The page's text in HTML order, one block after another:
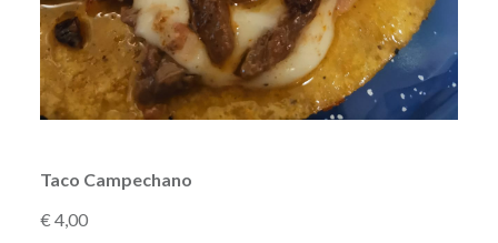
Taco Campechano
€ 4,00